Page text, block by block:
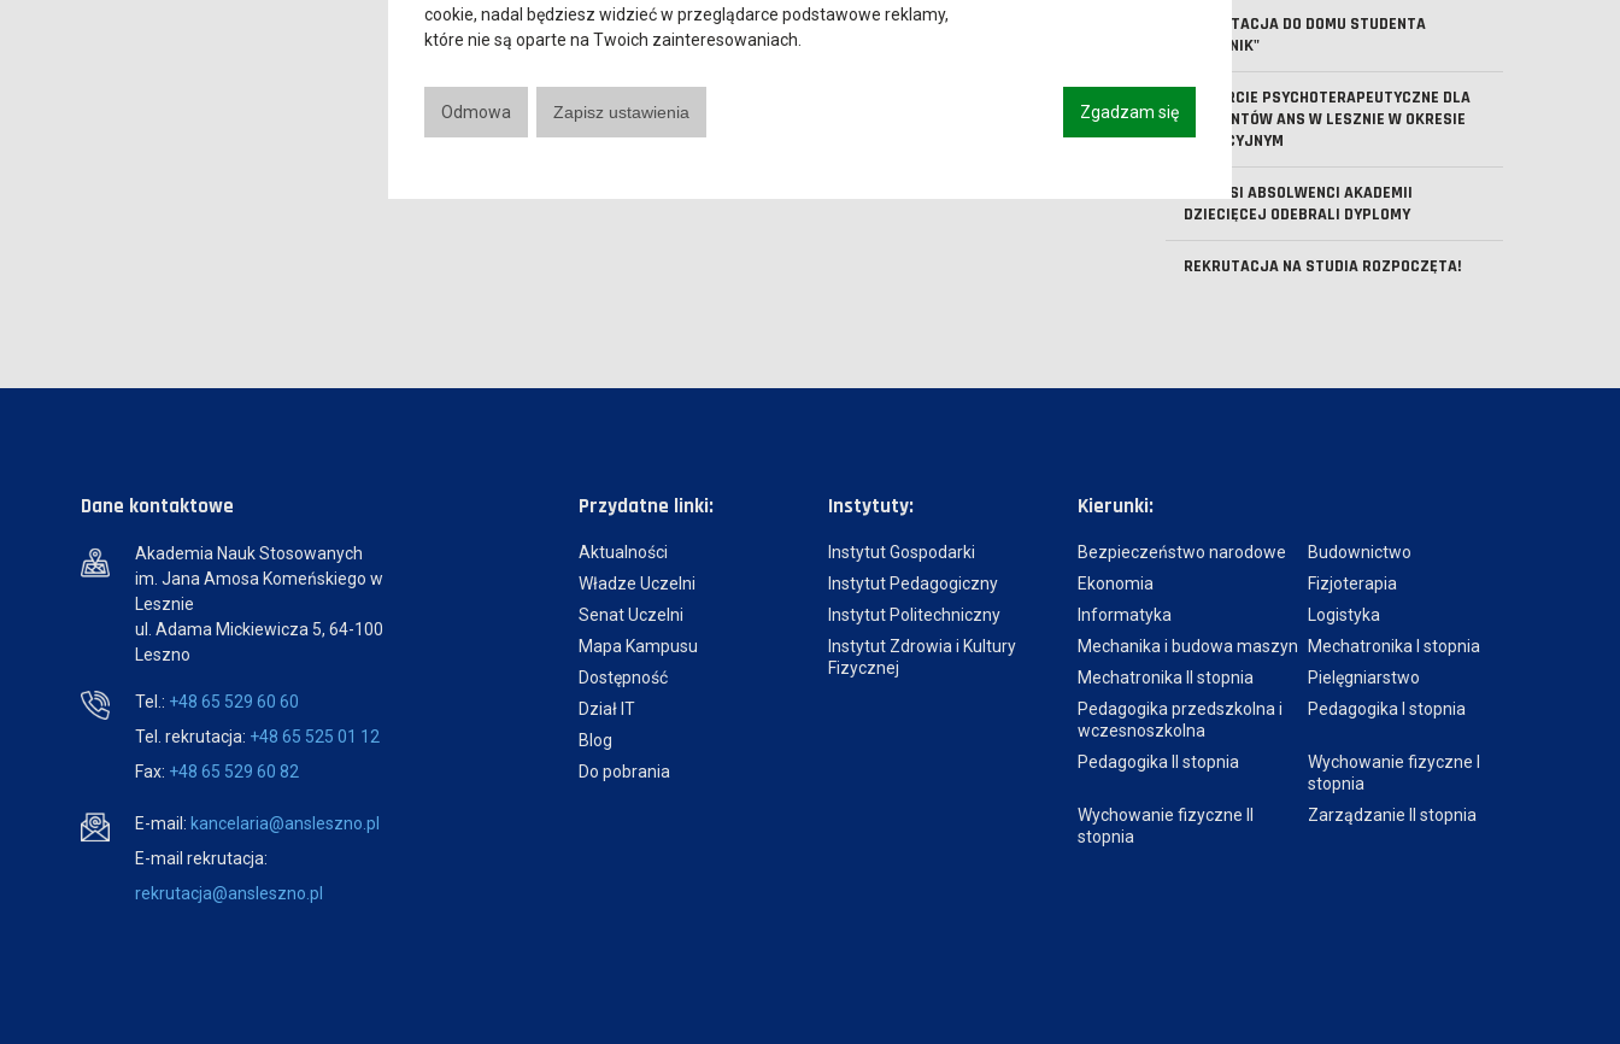
REKRUTACJA DO DOMU STUDENTA
"KOMENIK"
WSPARCIE PSYCHOTERAPEUTYCZNE DLA
STUDENTÓW ANS W LESZNIE W OKRESIE
WAKACYJNYM
PIERWSI ABSOLWENCI AKADEMII
DZIECIĘCEJ ODEBRALI DYPLOMY
REKRUTACJA NA STUDIA ROZPOCZĘTA!
Dane kontaktowe
Akademia Nauk Stosowanych
im. Jana Amosa Komeńskiego w
Lesznie
ul. Adama Mickiewicza 5, 64-100
Leszno
Tel.: +48 65 529 60 60
Tel. rekrutacja: +48 65 525 01 12
Fax: +48 65 529 60 82
E-mail: kancelaria@ansleszno.pl
E-mail rekrutacja:
rekrutacja@ansleszno.pl
Przydatne linki:
Aktualności
Władze Uczelni
Senat Uczelni
Mapa Kampusu
Dostępność
Dział IT
Blog
Do pobrania
Instytuty:
Instytut Gospodarki
Instytut Pedagogiczny
Instytut Politechniczny
Instytut Zdrowia i Kultury
Fizycznej
Kierunki:
Bezpieczeństwo narodowe
Budownictwo
Ekonomia
Fizjoterapia
Informatyka
Logistyka
Mechanika i budowa maszyn
Mechatronika I stopnia
Mechatronika II stopnia
Pielęgniarstwo
Pedagogika przedszkolna i
wczesnoszkolna
Pedagogika I stopnia
Pedagogika II stopnia
Wychowanie fizyczne I
stopnia
Wychowanie fizyczne II
stopnia
Zarządzanie II stopnia
cookie, nadal będziesz widzieć w przeglądarce podstawowe reklamy,
które nie są oparte na Twoich zainteresowaniach.
Odmowa Zapisz ustawienia Zgadzam się